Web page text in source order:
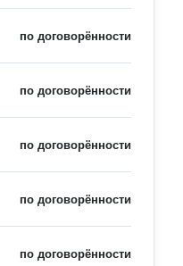
по договорённости
по договорённости
по договорённости
по договорённости
по договорённости